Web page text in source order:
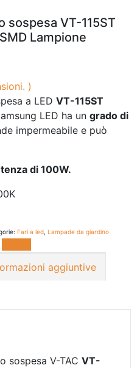
sospesa VT-115ST
Lampione
)
a LED VT-115ST
LED ha un grado di
impermeabile e può
di 100W.
Fari a led Lampade da giardino
aggiuntive
sospesa V-TAC VT-